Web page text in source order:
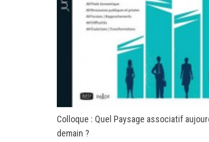
Colloque : Quel Paysage associatif
demain ?